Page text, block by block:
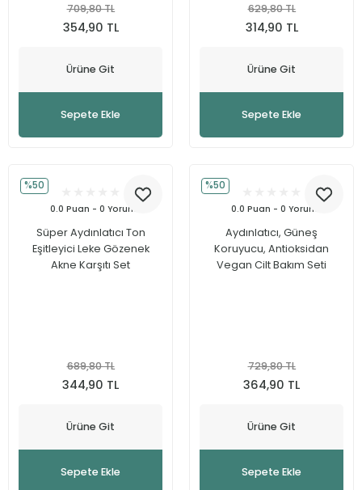
709,80 TL
354,90 TL
Ürüne Git
Sepete Ekle
629,80 TL
314,90 TL
Ürüne Git
Sepete Ekle
%50
0.0 Puan - 0 Yorum
Süper Aydınlatıcı Ton
Eşitleyici Leke Gözenek
Akne Karşıtı Set
689,80 TL
344,90 TL
Ürüne Git
Sepete Ekle
%50
0.0 Puan - 0 Yorum
Aydınlatıcı, Güneş
Koruyucu, Antioksidan
Vegan Cilt Bakım Seti
729,80 TL
364,90 TL
Ürüne Git
Sepete Ekle